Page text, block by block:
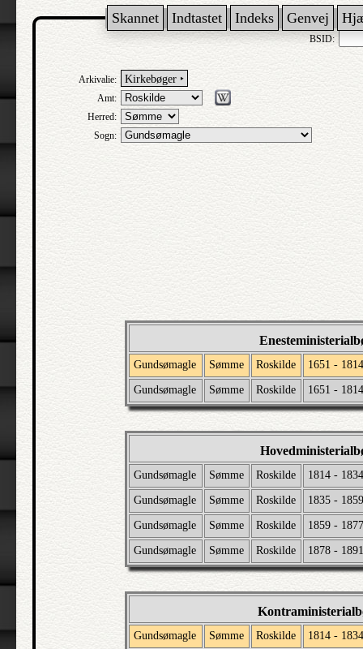
Skannet Indtastet Indeks Genvej
BSID:
Arkivalie: Kirkebøger ‣
Amt:
Herred:
Sogn:
Gundsømagle Sømme Roskilde 1651 - 1814
Gundsømagle Sømme Roskilde 1651 - 1814
Gundsømagle Sømme Roskilde 1814 - 1834
Gundsømagle Sømme Roskilde 1835 - 1859
Gundsømagle Sømme Roskilde 1859 - 1877
Gundsømagle Sømme Roskilde 1878 - 1891
Gundsømagle Sømme Roskilde 1814 - 1834